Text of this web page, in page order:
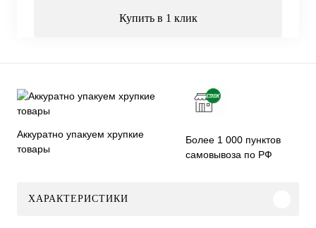
Купить в 1 клик
Аккуратно упакуем хрупкие
товары
Более 1 000 пунктов
самовывоза по РФ
ХАРАКТЕРИСТИКИ